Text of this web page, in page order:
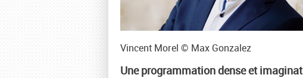
Vincent Morel © Max Gonzalez
Une programmation dense et